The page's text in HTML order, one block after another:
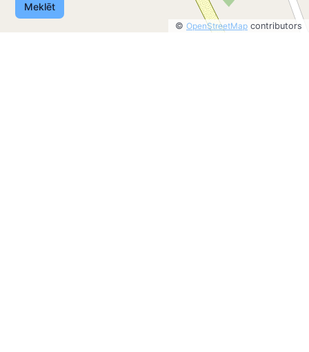
Meklēt
© OpenStreetMap contributors